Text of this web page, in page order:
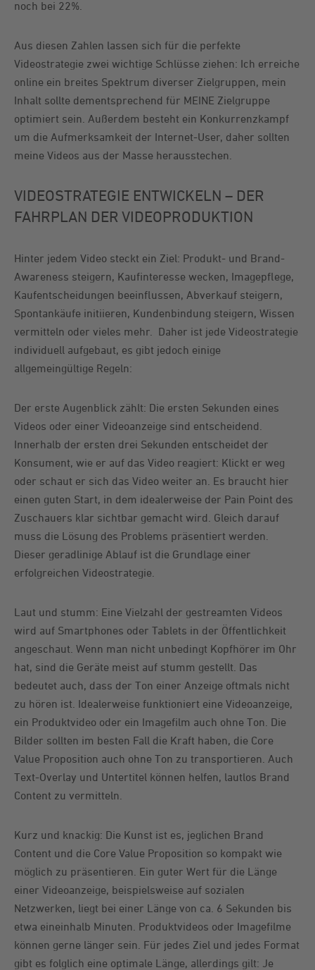
noch bei 22%.
Aus diesen Zahlen lassen sich für die perfekte
Videostrategie zwei wichtige Schlüsse ziehen: Ich erreiche
online ein breites Spektrum diverser Zielgruppen, mein
Inhalt sollte dementsprechend für MEINE Zielgruppe
optimiert sein. Außerdem besteht ein Konkurrenzkampf
um die Aufmerksamkeit der Internet-User, daher sollten
meine Videos aus der Masse herausstechen.
VIDEOSTRATEGIE ENTWICKELN – DER
FAHRPLAN DER VIDEOPRODUKTION
Hinter jedem Video steckt ein Ziel: Produkt- und Brand-
Awareness steigern, Kaufinteresse wecken, Imagepflege,
Kaufentscheidungen beeinflussen, Abverkauf steigern,
Spontankäufe initiieren, Kundenbindung steigern, Wissen
vermitteln oder vieles mehr. Daher ist jede Videostrategie
individuell aufgebaut, es gibt jedoch einige
allgemeingültige Regeln:
Der erste Augenblick zählt: Die ersten Sekunden eines
Videos oder einer Videoanzeige sind entscheidend.
Innerhalb der ersten drei Sekunden entscheidet der
Konsument, wie er auf das Video reagiert: Klickt er weg
oder schaut er sich das Video weiter an. Es braucht hier
einen guten Start, in dem idealerweise der Pain Point des
Zuschauers klar sichtbar gemacht wird. Gleich darauf
muss die Lösung des Problems präsentiert werden.
Dieser geradlinige Ablauf ist die Grundlage einer
erfolgreichen Videostrategie.
Laut und stumm: Eine Vielzahl der gestreamten Videos
wird auf Smartphones oder Tablets in der Öffentlichkeit
angeschaut. Wenn man nicht unbedingt Kopfhörer im Ohr
hat, sind die Geräte meist auf stumm gestellt. Das
bedeutet auch, dass der Ton einer Anzeige oftmals nicht
zu hören ist. Idealerweise funktioniert eine Videoanzeige,
ein Produktvideo oder ein Imagefilm auch ohne Ton. Die
Bilder sollten im besten Fall die Kraft haben, die Core
Value Proposition auch ohne Ton zu transportieren. Auch
Text-Overlay und Untertitel können helfen, lautlos Brand
Content zu vermitteln.
Kurz und knackig: Die Kunst ist es, jeglichen Brand
Content und die Core Value Proposition so kompakt wie
möglich zu präsentieren. Ein guter Wert für die Länge
einer Videoanzeige, beispielsweise auf sozialen
Netzwerken, liegt bei einer Länge von ca. 6 Sekunden bis
etwa eineinhalb Minuten. Produktvideos oder Imagefilme
können gerne länger sein. Für jedes Ziel und jedes Format
gibt es folglich eine optimale Länge, allerdings gilt: Je